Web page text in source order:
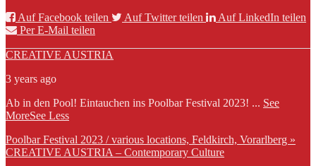
Auf Facebook teilen
Auf Twitter teilen
Auf LinkedIn teilen
Per E-Mail teilen
CREATIVE AUSTRIA
3 years ago
Ab in den Pool! Eintauchen ins Poolbar Festival 2023! ... See
MoreSee Less
Poolbar Festival 2023 / various locations, Feldkirch, Vorarlberg »
CREATIVE AUSTRIA – Contemporary Culture